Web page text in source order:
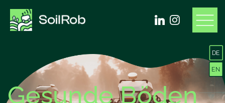
DE
EN
Gesunde Böden